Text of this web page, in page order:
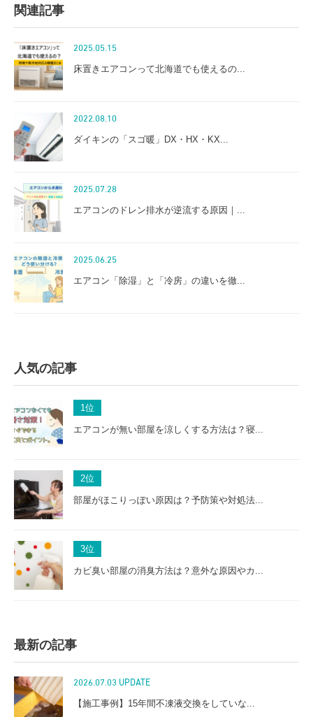
関連記事
2025.05.15
床置きエアコンって北海道でも使えるの...
2022.08.10
ダイキンの「スゴ暖」DX・HX・KX...
2025.07.28
エアコンのドレン排水が逆流する原因｜...
2025.06.25
エアコン「除湿」と「冷房」の違いを徹...
人気の記事
1 位
エアコンが無い部屋を涼しくする方法は？寝...
2位
部屋がほこりっぽい原因は？予防策や対処法...
3位
カビ臭い部屋の消臭方法は？意外な原因やカ...
最新の記事
2026.07.03 UPDATE
【施工事例】15年間不凍液交換をしていな...